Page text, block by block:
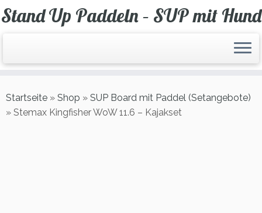
Zum
Inhalt
Stand Up Paddeln – SUP mit Hund
Startseite » Shop » SUP Board mit Paddel (Setangebote)
» Stemax Kingfisher WoW 11.6 – Kajakset